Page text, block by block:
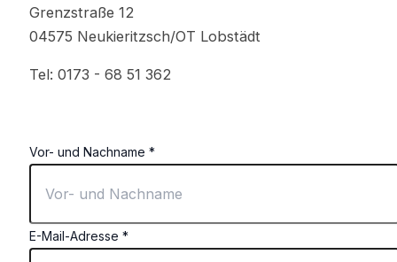
Grenzstraße 12
04575 Neukieritzsch/OT Lobstädt
Tel: 0173 - 68 51 362
E-
Adresse
Nachname
Vor-
Vor- und Nachname*
E-Mail-Adresse*